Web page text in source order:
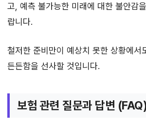
고, 예측 불가능한 미래에 대한 불안감
랍니다.
철저한 준비만이 예상치 못한 상황에서
든든함을 선사할 것입니다.
보험 관련 질문과 답변